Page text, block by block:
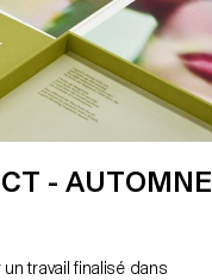
- AUTOMNE
travail finalisé dans